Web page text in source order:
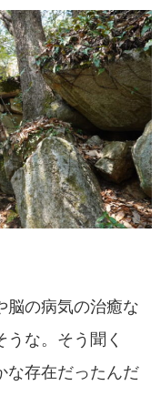
脳の病気の治癒な
な。そう聞く
な存在だったんだ